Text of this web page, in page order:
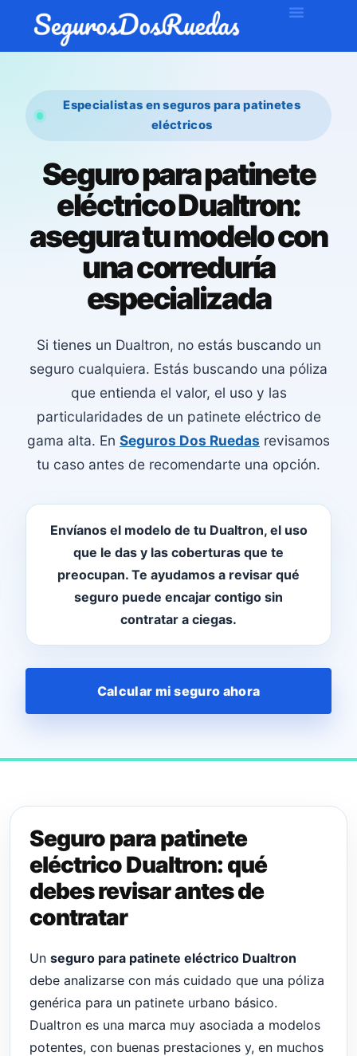
Especialistas en seguros para patinetes
eléctricos
Seguro para patinete
eléctrico Dualtron:
asegura tu modelo con
una correduría
especializada
Si tienes un Dualtron, no estás buscando un
seguro cualquiera. Estás buscando una póliza
que entienda el valor, el uso y las
particularidades de un patinete eléctrico de
gama alta. En Seguros Dos Ruedas revisamos
tu caso antes de recomendarte una opción.
Envíanos el modelo de tu Dualtron, el uso
que le das y las coberturas que te
preocupan. Te ayudamos a revisar qué
seguro puede encajar contigo sin
contratar a ciegas.
Calcular mi seguro ahora
Seguro para patinete
eléctrico Dualtron: qué
debes revisar antes de
contratar
Un seguro para patinete eléctrico Dualtron
debe analizarse con más cuidado que una póliza
genérica para un patinete urbano básico.
Dualtron es una marca muy asociada a modelos
potentes, con buenas prestaciones y, en muchos